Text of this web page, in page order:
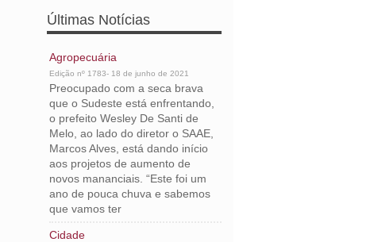
Últimas Notícias
Agropecuária
Edição nº 1783- 18 de junho de 2021
Preocupado com a seca brava
que o Sudeste está enfrentando,
o prefeito Wesley De Santi de
Melo, ao lado do diretor o SAAE,
Marcos Alves, está dando início
aos projetos de aumento de
novos mananciais. “Este foi um
ano de pouca chuva e sabemos
que vamos ter
Cidade